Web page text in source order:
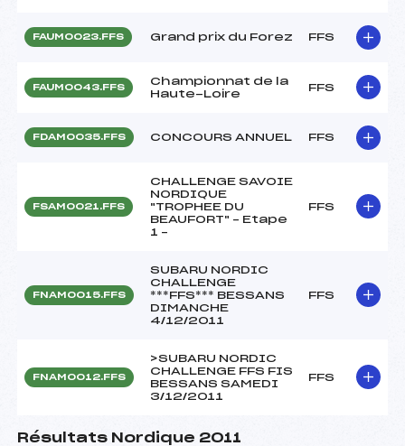
FAUM0023.FFS Grand prix du Forez FFS
FAUM0043.FFS
Championnat de la
Haute-Loire
FFS
FDAM0035.FFS CONCOURS ANNUEL FFS
FSAM0021.FFS
CHALLENGE SAVOIE
NORDIQUE
"TROPHEE DU
BEAUFORT" – Etape
1 –
FFS
FNAM0015.FFS
SUBARU NORDIC
CHALLENGE
***FFS*** BESSANS
DIMANCHE
4/12/2011
FFS
FNAM0012.FFS
>SUBARU NORDIC
CHALLENGE FFS FIS
BESSANS SAMEDI
3/12/2011
FFS
Résultats Nordique 2011